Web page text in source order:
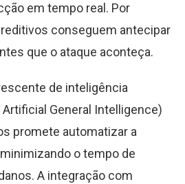
em tempo real. Por
conseguem antecipar
que o ataque aconteça.
de inteligência
General Intelligence)
promete automatizar a
o tempo de
A integração com